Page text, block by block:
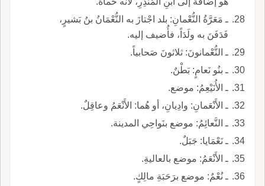
ـ مَعَرَّةُ النُّعْمانِ: بلد اجْتازَ به النُّعْمَانُ بنُ بَشيرٍ،
فَدَفَنَ به ولَدَاً، فأُضيف إليه.
ـ النُّعْمانونَ: ثلاثونَ صَحابياً.
ـ بنُو نَعامٍ: بَطْنٌ.
ـ الأُنَيْعِمُ: موضع.
ـ الأَنْعَمانِ: وادِيانِ، أو هُما: الأَنْعَمُ وعاقِلٌ.
ـ النَّعائِمُ: موضع بنَواحِي المدينة.
ـ نَعْمَايا: جَبَلٌ.
ـ الأَنْعَمُ: موضع بالعاليةِ.
ـ نُعْمٌ: موضع برَحَبَةِ مالِكٍ.